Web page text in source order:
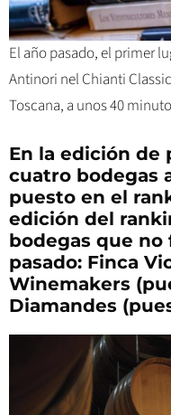
El año pasado, el primer
Antinori nel Chianti
Toscana, a unos 40
En la edición de
cuatro bodegas
puesto en el
edición del
bodegas que no
pasado: Finca
Winemakers
Diamandes